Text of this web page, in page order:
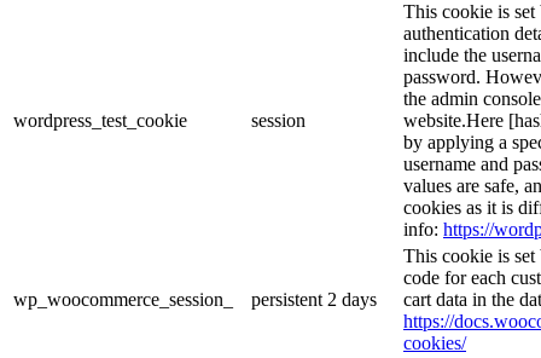
wordpress_test_cookie session
This cookie is set
authentication
include the
password.
the admin
website.Here
by applying a
username and
values are safe,
cookies as it is
info: https://
wp_woocommerce_session_ persistent 2 days
This cookie is
code for each
cart data in the
https://
cookies/